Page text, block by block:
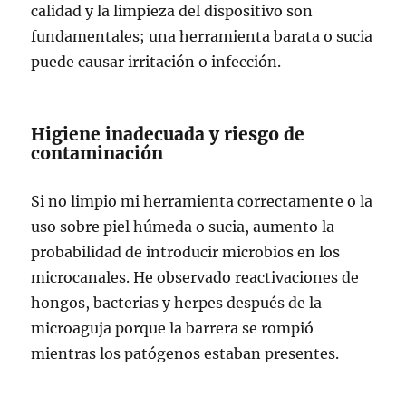
calidad y la limpieza del dispositivo son
fundamentales; una herramienta barata o sucia
puede causar irritación o infección.
Higiene inadecuada y riesgo de
contaminación
Si no limpio mi herramienta correctamente o la
uso sobre piel húmeda o sucia, aumento la
probabilidad de introducir microbios en los
microcanales. He observado reactivaciones de
hongos, bacterias y herpes después de la
microaguja porque la barrera se rompió
mientras los patógenos estaban presentes.